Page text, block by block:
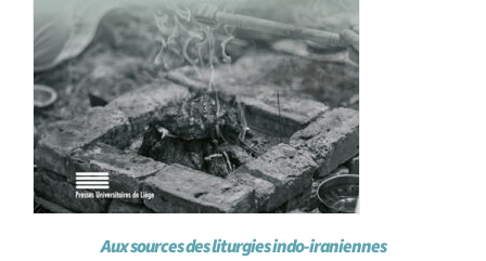
Aux sources des liturgies indo-iraniennes